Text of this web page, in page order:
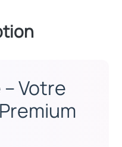
– Votre